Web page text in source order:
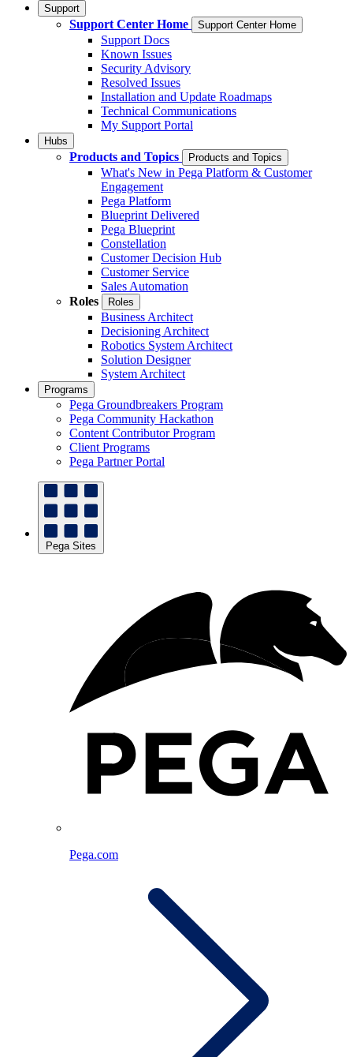
Support
Support Center Home Support Center Home
Support Docs
Known Issues
Security Advisory
Resolved Issues
Installation and Update Roadmaps
Technical Communications
My Support Portal
Hubs
Products and Topics Products and Topics
What's New in Pega Platform & Customer
Engagement
Pega Platform
Blueprint Delivered
Pega Blueprint
Constellation
Customer Decision Hub
Customer Service
Sales Automation
Roles
Roles
Business Architect
Decisioning Architect
Robotics System Architect
Solution Designer
System Architect
Programs
Pega Groundbreakers Program
Pega Community Hackathon
Content Contributor Program
Client Programs
Pega Partner Portal
Pega Sites
Pega.com